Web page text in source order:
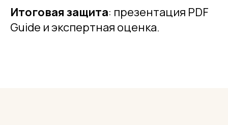
Итоговая защита: презентация PDF
Guide и экспертная оценка.